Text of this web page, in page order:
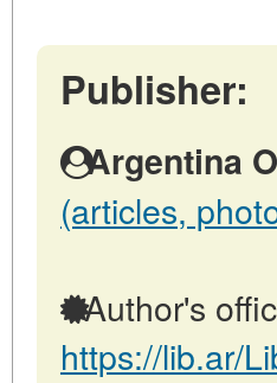
Publisher:
Argentina
(articles,
Author's
https://lib.ar/